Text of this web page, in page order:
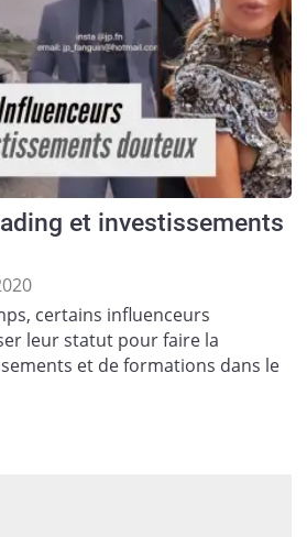
et investissements
certains influenceurs
leur statut pour faire la
et de formations dans le